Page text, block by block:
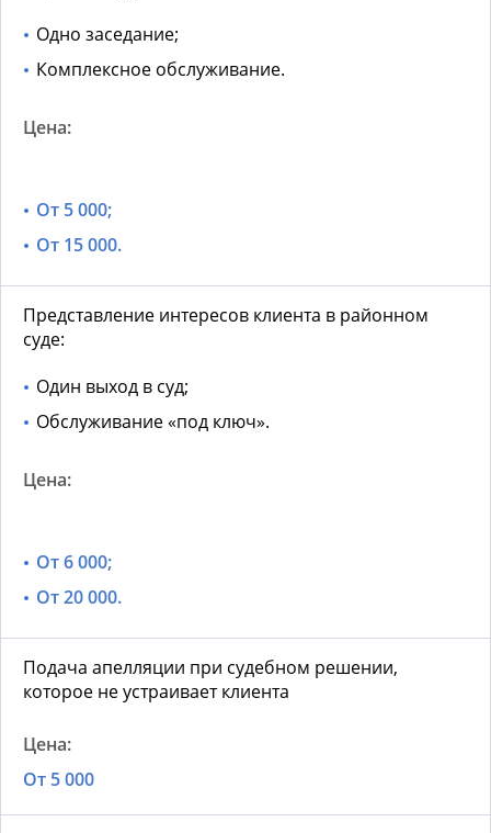
Одно заседание;
Комплексное обслуживание.
От 5 000;
От 15 000.
Представление интересов клиента в районном
суде:
Один выход в суд;
Обслуживание «под ключ».
От 6 000;
От 20 000.
Подача апелляции при судебном решении,
которое не устраивает клиента
От 5 000